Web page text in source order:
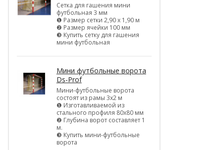
Сетка для гашения мини
футбольная 3 мм
❶ Размер сетки 2,90 х 1,90 м
❷ Размер ячейки 100 мм
❸ Купить сетку для гашения
мини футбольная
Мини футбольные ворота
Ds-Prof
Мини-футбольные ворота
состоят из рамы 3х2 м
❶ Изготавливаемой из
стального профиля 80х80 мм
❷ Глубина ворот составляет 1
м.
❸ Купить мини-футбольные
ворота